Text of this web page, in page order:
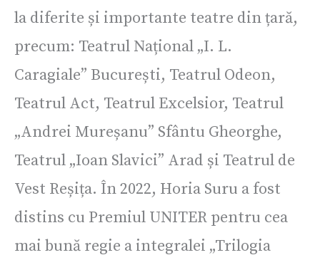
la diferite și importante teatre din țară,
precum: Teatrul Național „I. L.
Caragiale” București, Teatrul Odeon,
Teatrul Act, Teatrul Excelsior, Teatrul
„Andrei Mureșanu” Sfântu Gheorghe,
Teatrul „Ioan Slavici” Arad și Teatrul de
Vest Reșița. În 2022, Horia Suru a fost
distins cu Premiul UNITER pentru cea
mai bună regie a integralei „Trilogia